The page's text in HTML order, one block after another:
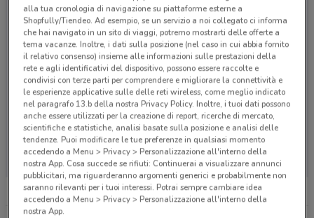
Non ci sono negozi nelle vicinanze
alla tua cronologia di navigazione su piattaforme esterne a
Shopfully/Tiendeo. Ad esempio, se un servizio a noi collegato ci informa
che hai navigato in un sito di viaggi, potremo mostrarti delle offerte a
tema vacanze. Inoltre, i dati sulla posizione (nel caso in cui abbia fornito
il relativo consenso) insieme alle informazioni sulle prestazioni della
rete e agli identificativi del dispositivo, possono essere raccolte e
condivisi con terze parti per comprendere e migliorare la connettività e
le esperienze applicative sulle delle reti wireless, come meglio indicato
nel paragrafo 13.b della nostra Privacy Policy. Inoltre, i tuoi dati possono
anche essere utilizzati per la creazione di report, ricerche di mercato,
scientifiche e statistiche, analisi basate sulla posizione e analisi delle
tendenze. Puoi modificare le tue preferenze in qualsiasi momento
accedendo a Menu > Privacy > Personalizzazione all'interno della
nostra App. Cosa succede se rifiuti: Continuerai a visualizzare annunci
pubblicitari, ma riguarderanno argomenti generici e probabilmente non
saranno rilevanti per i tuoi interessi. Potrai sempre cambiare idea
accedendo a Menu > Privacy > Personalizzazione all'interno della
nostra App.